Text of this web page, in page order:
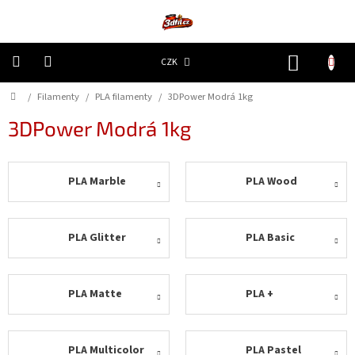
CZK
díly
ceny
Domů
/ Filamenty / PLA filamenty / 3DPower Modrá 1kg
3DPower Modrá 1kg
PLA Marble PLA Wood
PLA Glitter PLA Basic
PLA Matte PLA +
PLA Multicolor PLA Pastel